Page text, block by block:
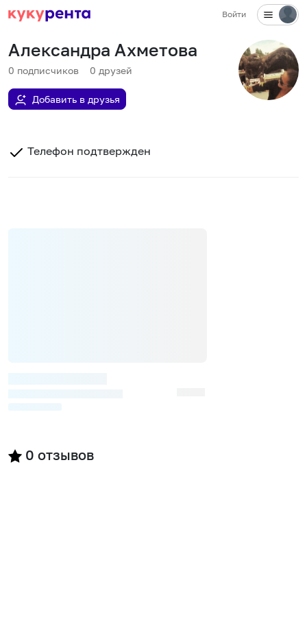
Войти
Александра Ахметова
0 подписчиков 0 друзей
Добавить в друзья
Телефон подтвержден
0 отзывов